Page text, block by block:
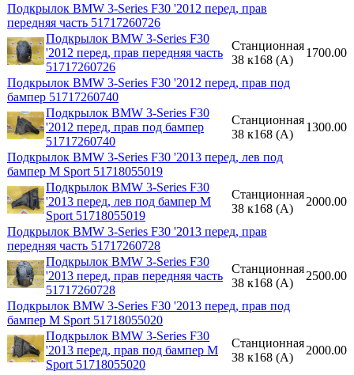
Подкрылок BMW 3-Series F30 '2012 перед, прав
передняя часть 51717260726
Подкрылок BMW 3-Series F30
'2012 перед, прав передняя часть
51717260726
Станционная
38 к168 (A)
1700.00
Подкрылок BMW 3-Series F30 '2012 перед, прав под
бампер 51717260740
Подкрылок BMW 3-Series F30
'2012 перед, прав под бампер
51717260740
Станционная
38 к168 (A)
1300.00
Подкрылок BMW 3-Series F30 '2013 перед, лев под
бампер M Sport 51718055019
Подкрылок BMW 3-Series F30
'2013 перед, лев под бампер M
Sport 51718055019
Станционная
38 к168 (A)
2000.00
Подкрылок BMW 3-Series F30 '2013 перед, прав
передняя часть 51717260728
Подкрылок BMW 3-Series F30
'2013 перед, прав передняя часть
51717260728
Станционная
38 к168 (A)
2500.00
Подкрылок BMW 3-Series F30 '2013 перед, прав под
бампер M Sport 51718055020
Подкрылок BMW 3-Series F30
'2013 перед, прав под бампер M
Sport 51718055020
Станционная
38 к168 (A)
2000.00